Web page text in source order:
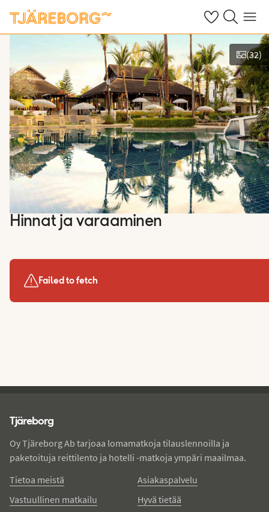
OmatHaku Valikko
Näytä kuvia
(32)
Hinnat ja varaaminen
Failed to fetch
Tjäreborg
Oy Tjäreborg Ab tarjoaa lomamatkoja tilauslennoilla ja
paketoituja reittilento ja hotelli -matkoja ympäri maailmaa.
Tietoa meistä
Vastuullinen matkailu
Asiakaspalvelu
Hyvä tietää